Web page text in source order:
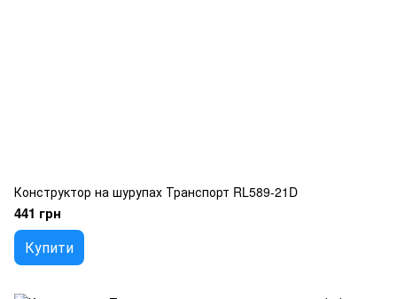
Конструктор на шурупах Транспорт RL589-21D
441 грн
Купити